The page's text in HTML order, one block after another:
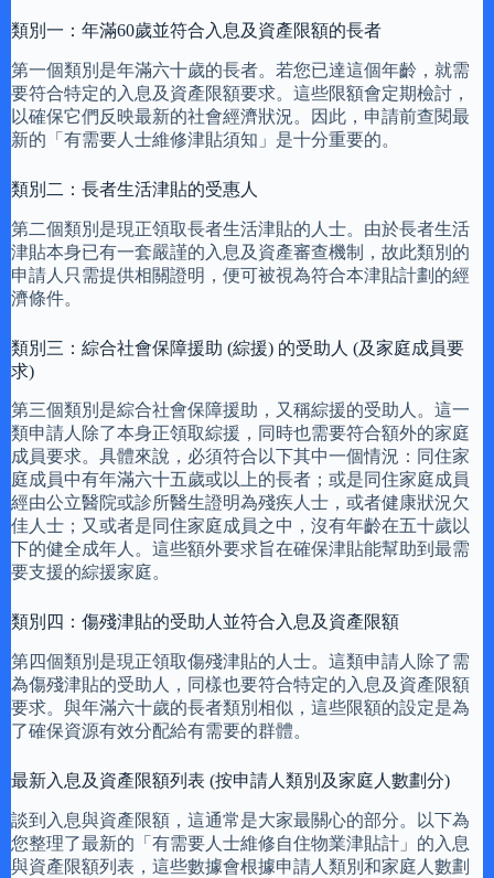
類別一：年滿60歲並符合入息及資產限額的長者
第一個類別是年滿六十歲的長者。若您已達這個年齡，就需
要符合特定的入息及資產限額要求。這些限額會定期檢討，
以確保它們反映最新的社會經濟狀況。因此，申請前查閱最
新的「有需要人士維修津貼須知」是十分重要的。
類別二：長者生活津貼的受惠人
第二個類別是現正領取長者生活津貼的人士。由於長者生活
津貼本身已有一套嚴謹的入息及資產審查機制，故此類別的
申請人只需提供相關證明，便可被視為符合本津貼計劃的經
濟條件。
類別三：綜合社會保障援助 (綜援) 的受助人 (及家庭成員要
求)
第三個類別是綜合社會保障援助，又稱綜援的受助人。這一
類申請人除了本身正領取綜援，同時也需要符合額外的家庭
成員要求。具體來說，必須符合以下其中一個情況：同住家
庭成員中有年滿六十五歲或以上的長者；或是同住家庭成員
經由公立醫院或診所醫生證明為殘疾人士，或者健康狀況欠
佳人士；又或者是同住家庭成員之中，沒有年齡在五十歲以
下的健全成年人。這些額外要求旨在確保津貼能幫助到最需
要支援的綜援家庭。
類別四：傷殘津貼的受助人並符合入息及資產限額
第四個類別是現正領取傷殘津貼的人士。這類申請人除了需
為傷殘津貼的受助人，同樣也要符合特定的入息及資產限額
要求。與年滿六十歲的長者類別相似，這些限額的設定是為
了確保資源有效分配給有需要的群體。
最新入息及資產限額列表 (按申請人類別及家庭人數劃分)
談到入息與資產限額，這通常是大家最關心的部分。以下為
您整理了最新的「有需要人士維修自住物業津貼計」的入息
與資產限額列表，這些數據會根據申請人類別和家庭人數劃